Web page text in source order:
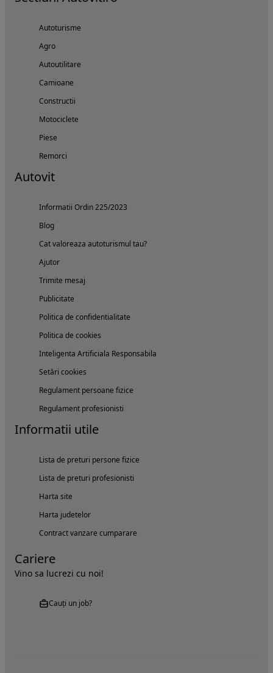
Autoturisme
Agro
Autoutilitare
Camioane
Constructii
Motociclete
Piese
Remorci
Autovit
Informatii Ordin 225/2023
Blog
Cat valoreaza autoturismul tau?
Ajutor
Trimite mesaj
Publicitate
Politica de confidentialitate
Politica de cookies
Inteligenta Artificiala Responsabila
Setări cookies
Regulament persoane fizice
Regulament profesionisti
Informatii utile
Lista de preturi persone fizice
Lista de preturi profesionisti
Harta site
Harta judetelor
Contract vanzare cumparare
Cariere
Vino sa lucrezi cu noi!
Cauți un job?